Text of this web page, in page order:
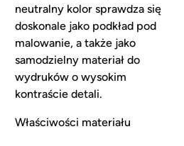
neutralny kolor sprawdza się
doskonale jako podkład pod
malowanie, a także jako
samodzielny materiał do
wydruków o wysokim
kontraście detali.
Właściwości materiału